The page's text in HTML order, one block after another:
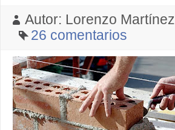
Autor: Lorenzo Martínez
26 comentarios